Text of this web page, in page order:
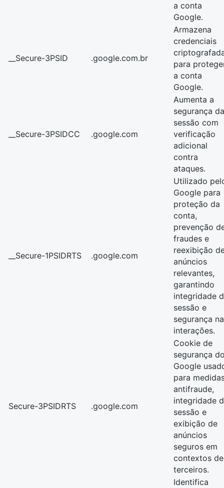
a conta
Google.
__Secure-3PSID .google.com.br
Armazena
credenciais
para
a conta
Google.
__Secure-3PSIDCC .google.com
Aumenta a
segurança da
sessão com
verificação
adicional
contra
ataques.
__Secure-1PSIDRTS .google.com
Utilizado
Google para
proteção da
conta,
prevenção
fraudes e
reexibição
anúncios
relevantes,
garantindo
integridade
sessão e
segurança
interações.
Secure-3PSIDRTS .google.com
Cookie de
segurança
Google
para
antifraude,
integridade
sessão e
exibição de
anúncios
seguros em
contextos de
terceiros.
Identifica